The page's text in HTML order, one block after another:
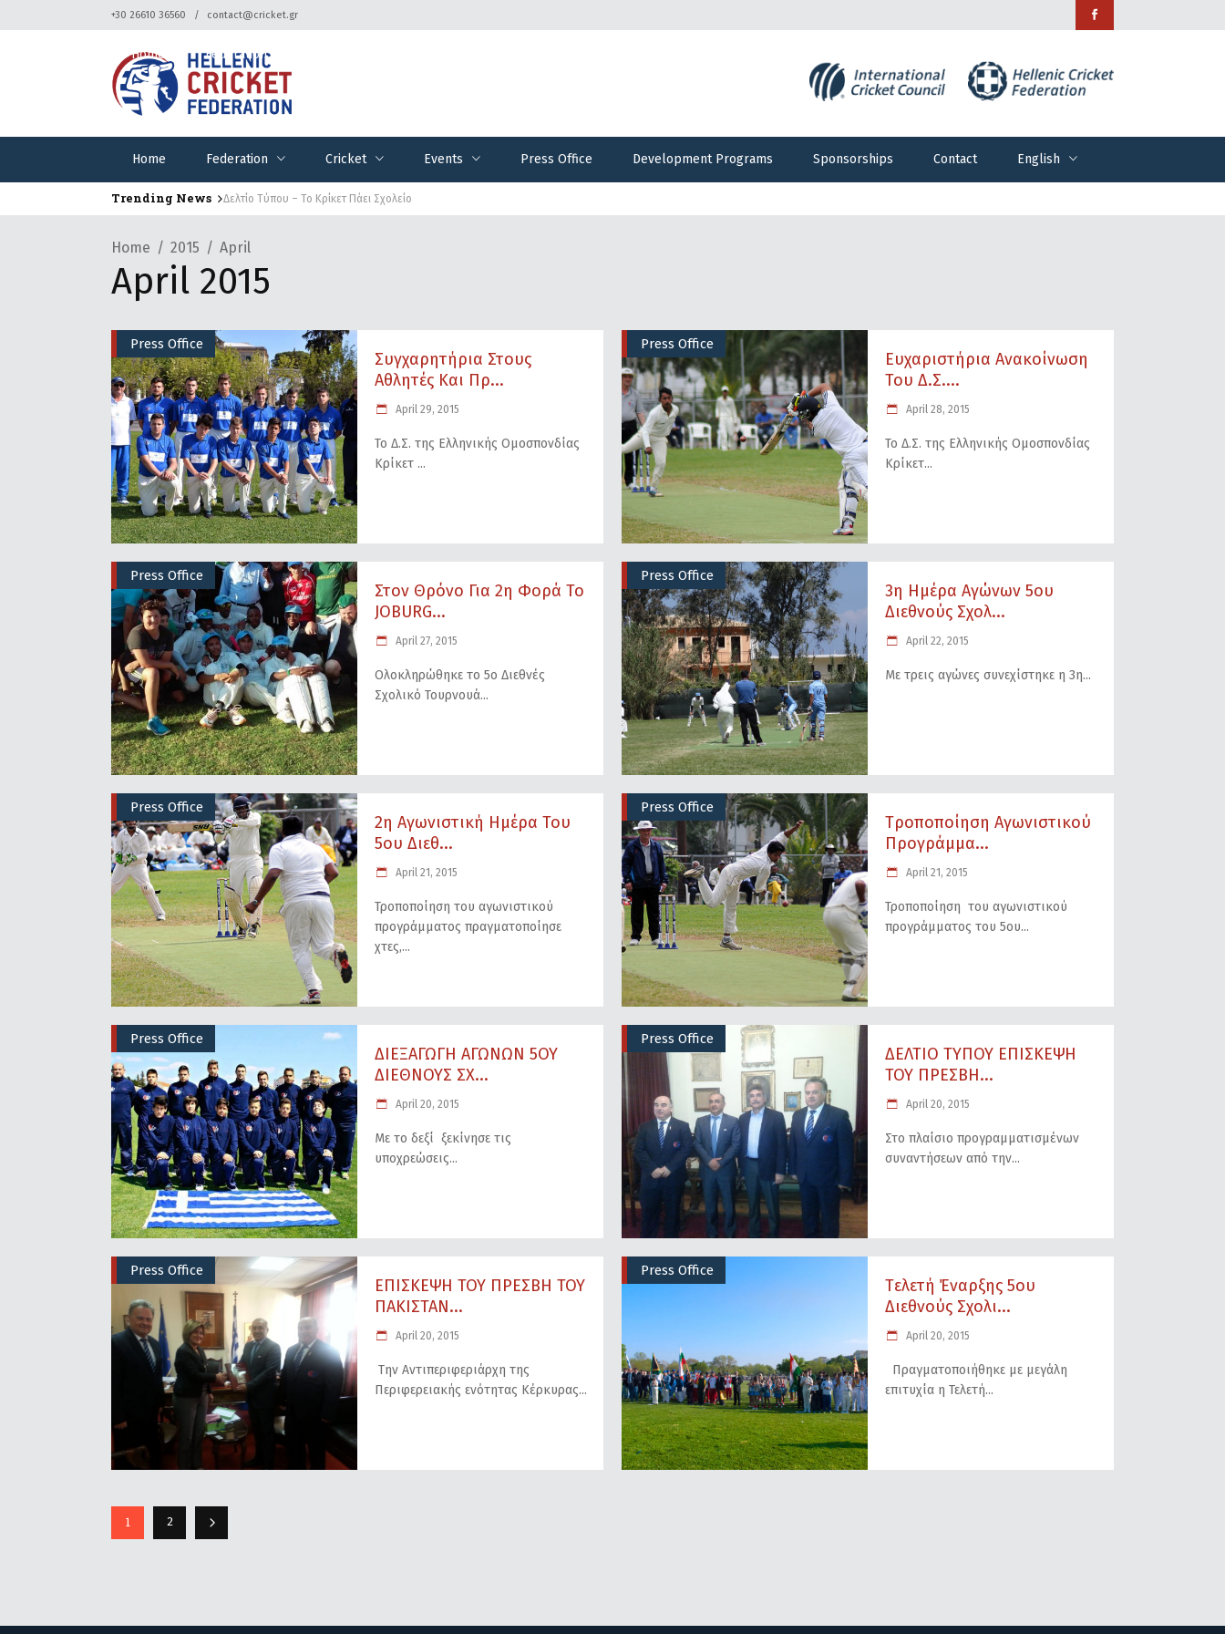
+30 26610 36560 contact@cricket.gr
Home Federation Cricket Events Press Office Development Programs Sponsorships Contact English
Home Federation
Trending News Δελτίο Τύπου – Το Κρίκετ Πάει Σχολείο
Home 2015 April
April 2015
Press Office
Συγχαρητήρια Στους
Αθλητές Και Πρ...
April 29, 2015
Το Δ.Σ. της Ελληνικής Ομοσπονδίας
Κρίκετ
Press Office
Ευχαριστήρια Ανακοίνωση
Του Δ.Σ....
April 28, 2015
Το Δ.Σ. της Ελληνικής Ομοσπονδίας
Κρίκετ
Press Office
Στον Θρόνο Για 2η Φορά Το
JOBURG...
April 27, 2015
Ολοκληρώθηκε το 5ο Διεθνές
Σχολικό Τουρνουά
Press Office
3η Ημέρα Αγώνων 5ου
Διεθνούς Σχολ...
April 22, 2015
Με τρεις αγώνες συνεχίστηκε η 3η
Press Office
2η Aγωνιστική Hμέρα Του
5ου Διεθ...
April 21, 2015
Τροποποίηση του αγωνιστικού
προγράμματος πραγματοποίησε
χτες,
Press Office
Tροποποίηση Αγωνιστικού
Προγράμμα...
April 21, 2015
Τροποποίηση του αγωνιστικού
προγράμματος του 5ου
Press Office
ΔΙΕΞΑΓΩΓΗ ΑΓΩΝΩΝ 5ΟΥ
ΔΙΕΘΝΟΥΣ ΣΧ...
April 20, 2015
Με το δεξί ξεκίνησε τις
υποχρεώσεις
Press Office
ΔΕΛΤΙΟ ΤΥΠΟΥ ΕΠΙΣΚΕΨΗ
ΤΟΥ ΠΡΕΣΒΗ...
April 20, 2015
Στο πλαίσιο προγραμματισμένων
συναντήσεων από την
Press Office
ΕΠΙΣΚΕΨΗ ΤΟΥ ΠΡΕΣΒΗ ΤΟΥ
ΠΑΚΙΣΤΑΝ...
April 20, 2015
Την Αντιπεριφεριάρχη της
Περιφερειακής ενότητας Κέρκυρας
Press Office
Tελετή Έναρξης 5ου
Διεθνούς Σχολι...
April 20, 2015
Πραγματοποιήθηκε με μεγάλη
επιτυχία η Τελετή
1 2